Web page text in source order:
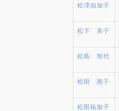
松澤知加子
松下 美子
松島 智代
松田 惠子
松田祐加子